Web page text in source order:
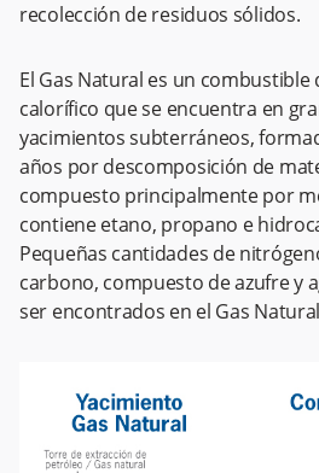
recolección de residuos sólidos.
El Gas Natural es un
calorífico que se encuentra en
yacimientos subterráneos,
años por descomposición de
compuesto principalmente por
contiene etano, propano e
Pequeñas cantidades de
carbono, compuesto de azufre y
ser encontrados en el Gas